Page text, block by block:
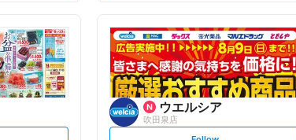
l
w
ウエルシア
吹田泉店